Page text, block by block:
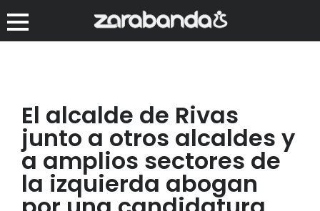
El alcalde de Rivas
junto a otros alcaldes y
a amplios sectores de
la izquierda abogan